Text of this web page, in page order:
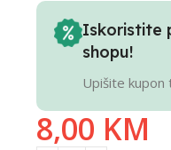
Iskoristite
shopu!
Upišite kupon
8,00 KM